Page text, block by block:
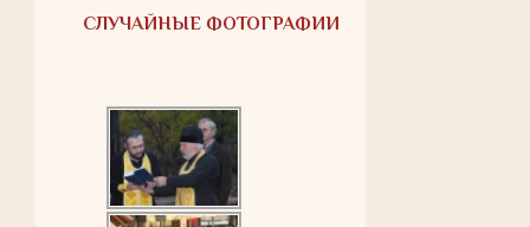
СЛУЧАЙНЫЕ ФОТОГРАФИИ